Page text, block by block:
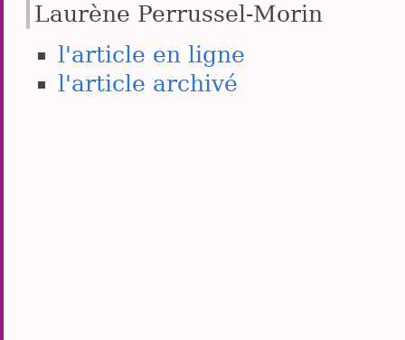
Laurène Perrussel-Morin
l'article en ligne
l'article archivé